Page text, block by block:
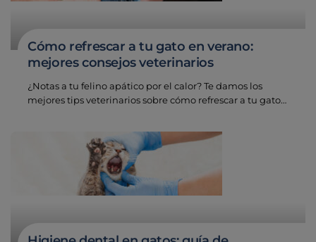
Cómo refrescar a tu gato en verano:
mejores consejos veterinarios
¿Notas a tu felino apático por el calor? Te damos los
mejores tips veterinarios sobre cómo refrescar a tu gato…